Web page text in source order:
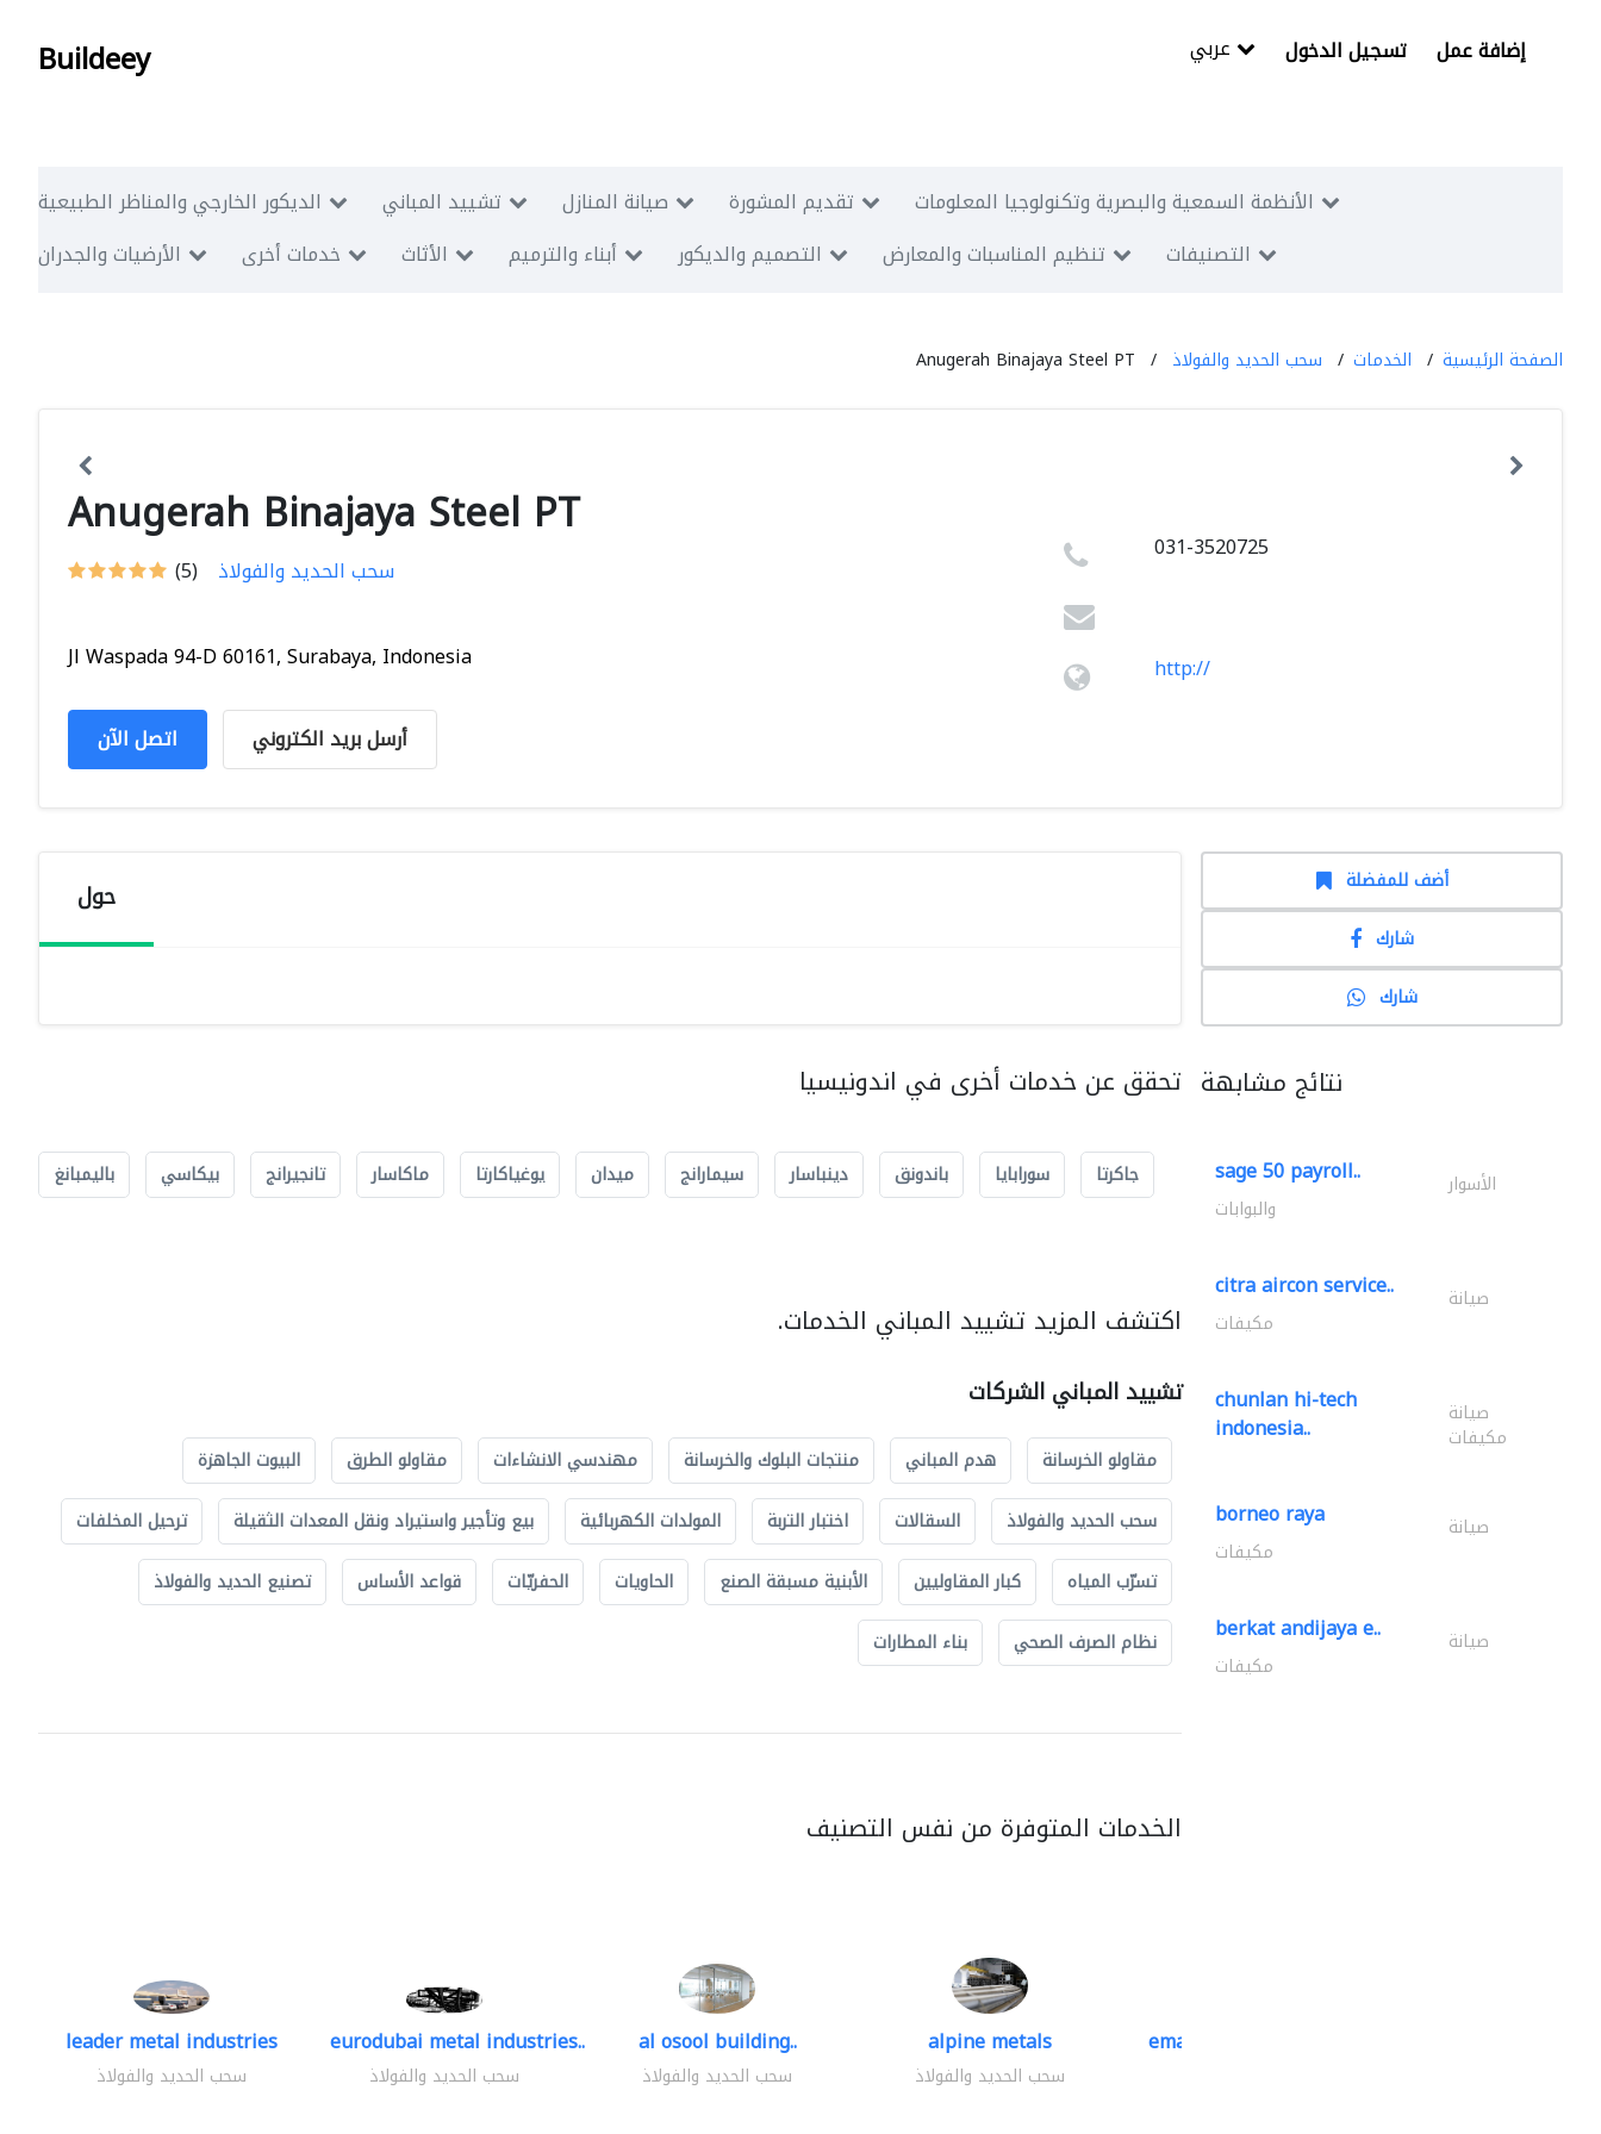
Buildeey تسجيل الدخول إضافة عمل
الديكور الخارجي والمناظر الطبيعية تشييد المباني صيانة المنازل تقديم المشورة
الأنظمة السمعية والبصرية وتكنولوجيا المعلومات
الأرضيات والجدران
خدمات أخرى الأثاث أبناء والترميم التصميم والديكور تنظيم المناسبات والمعارض التصنيفات
الصفحة الرئيسية الخدمات سحب الحديد والفولاذ Anugerah Binajaya Steel PT
Anugerah Binajaya Steel PT
(5) سحب الحديد والفولاذ
Jl Waspada 94-D 60161, Surabaya, Indonesia
اتصل الآن أرسل بريد الكتروني
031-3520725
http://
حول
تحقق عن خدمات أخرى في اندونيسيا
جاكرتا سورابايا باندونق دينباسار سيمارانج ميدان يوغياكارتا ماكاسار تانجيرانج بيكاسي باليمبانغ
اكتشف المزيد تشييد المباني الخدمات.
تشييد المباني الشركات
مقاولو الخرسانة هدم المباني منتجات البلوك والخرسانة مهندسي الانشاءات مقاولو الطرق
البيوت الجاهزة
سحب الحديد والفولاذ
السقالات اختبار التربة المولدات الكهربائية بيع وتأجير واستيراد ونقل المعدات الثقيلة
ترحيل المخلفات
تسرّب المياه
كبار المقاوليين الأبنية مسبقة الصنع الحاويات الحفريّات قواعد الأساس
تصنيع الحديد والفولاذ
نظام الصرف الصحي
بناء المطارات
الخدمات المتوفرة من نفس التصنيف
leader metal industries
سحب الحديد والفولاذ
eurodubai metal industries..
سحب الحديد والفولاذ
al osool building..
سحب الحديد والفولاذ
alpine metals
سحب الحديد والفولاذ
emanco constructions contracting
أضف للمفضلة
شارك
شارك
نتائج مشابهة
sage 50 payroll.. الأسوار
والبوابات
citra aircon service.. صيانة
مكيفات
chunlan hi-tech
indonesia.. صيانة
مكيفات
borneo raya صيانة
مكيفات
berkat andijaya e.. صيانة
مكيفات